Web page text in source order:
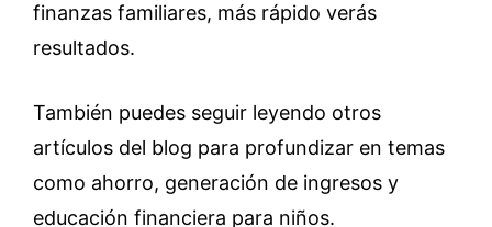
finanzas familiares, más rápido verás
resultados.
También puedes seguir leyendo otros
artículos del blog para profundizar en temas
como ahorro, generación de ingresos y
educación financiera para niños.